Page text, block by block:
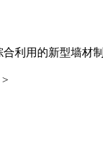
利用的新型墙材
>